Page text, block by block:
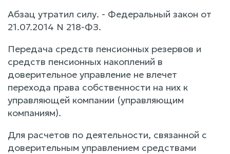
Абзац утратил силу. - Федеральный закон от
21.07.2014 N 218-ФЗ.
Передача средств пенсионных резервов и
средств пенсионных накоплений в
доверительное управление не влечет
перехода права собственности на них к
управляющей компании (управляющим
компаниям).
Для расчетов по деятельности, связанной с
доверительным управлением средствами